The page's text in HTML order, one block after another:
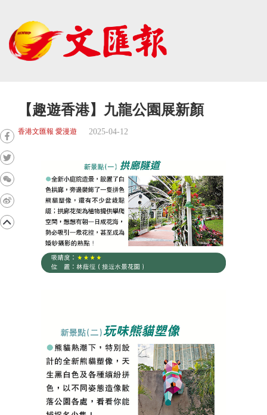
【趣遊香港】九龍公園展新顏
香港文匯報 愛漫遊 2025-04-12